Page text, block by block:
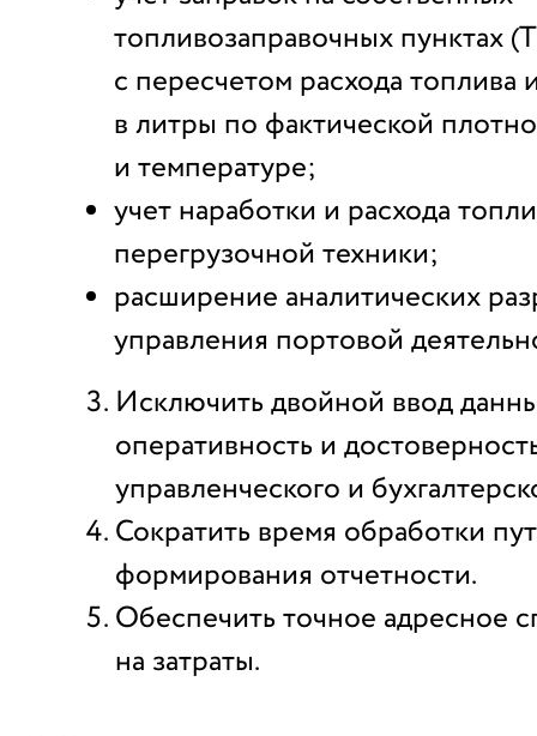
топливозаправочных пунктах
с пересчетом расхода топлива
в литры по фактической
и температуре;
учет наработки и расхода
перегрузочной техники;
расширение аналитических
управления портовой
Исключить двойной ввод
оперативность и
управленческого и
Сократить время обработки
формирования отчетности.
Обеспечить точное адресное
на затраты.